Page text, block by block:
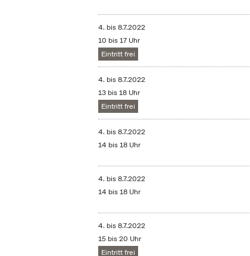
4. bis8.7.2022
10 bis 17 Uhr
Eintritt frei
4. bis8.7.2022
13 bis 18 Uhr
Eintritt frei
4. bis8.7.2022
14 bis 18 Uhr
4. bis8.7.2022
14 bis 18 Uhr
4. bis8.7.2022
15 bis 20 Uhr
Eintritt frei